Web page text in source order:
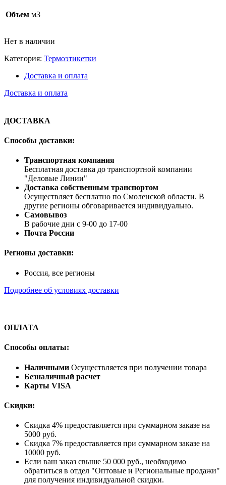
Объем м3
Нет в наличии
Категория: Термоэтикетки
Доставка и оплата
Доставка и оплата
ДОСТАВКА
Способы доставки:
Транспортная компания
Бесплатная доставка до транспортной компании
"Деловые Линии"
Доставка собственным транспортом
Осуществляет бесплатно по Смоленской области. В
другие регионы обговаривается индивидуально.
Самовывоз
В рабочие дни с 9-00 до 17-00
Почта России
Регионы доставки:
Россия, все регионы
Подробнее об условиях доставки
ОПЛАТА
Способы оплаты:
Наличными Осуществляется при получении товара
Безналичный расчет
Карты VISA
Скидки:
Скидка 4% предоставляется при суммарном заказе на
5000 руб.
Скидка 7% предоставляется при суммарном заказе на
10000 руб.
Если ваш заказ свыше 50 000 руб., необходимо
обратиться в отдел "Оптовые и Региональные продажи"
для получения индивидуальной скидки.